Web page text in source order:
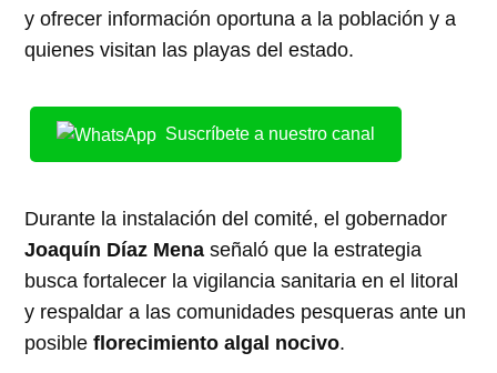
y ofrecer información oportuna a la población y a
quienes visitan las playas del estado.
Suscríbete a nuestro canal
Durante la instalación del comité, el gobernador
Joaquín Díaz Mena señaló que la estrategia
busca fortalecer la vigilancia sanitaria en el litoral
y respaldar a las comunidades pesqueras ante un
posibleflorecimiento algal nocivo.